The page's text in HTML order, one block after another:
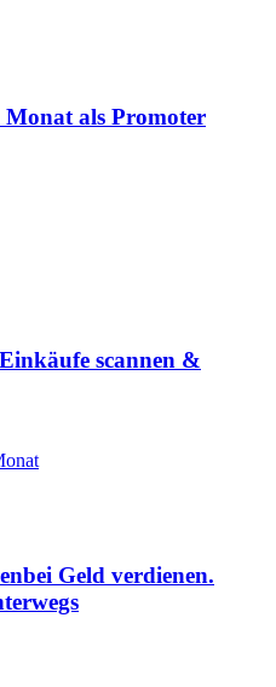
Monat als Promoter
scannen &
Geld verdienen.